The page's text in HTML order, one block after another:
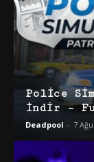
Police
İndir –
Deadpool - 7